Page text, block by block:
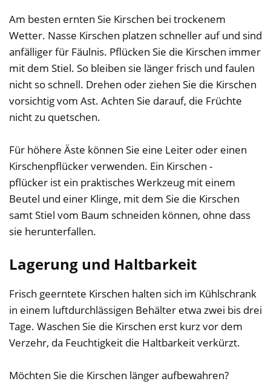
Am besten ernten Sie Kirschen bei trockenem
Wetter. Nasse Kirschen platzen schneller auf und sind
anfälliger für Fäulnis. Pflücken Sie die Kirschen immer
mit dem Stiel. So bleiben sie länger frisch und faulen
nicht so schnell. Drehen oder ziehen Sie die Kirschen
vorsichtig vom Ast. Achten Sie darauf, die Früchte
nicht zu quetschen.
Für höhere Äste können Sie eine Leiter oder einen
Kirschenpflücker verwenden. Ein Kirschen -
pflücker ist ein praktisches Werkzeug mit einem
Beutel und einer Klinge, mit dem Sie die Kirschen
samt Stiel vom Baum schneiden können, ohne dass
sie herunterfallen.
Lagerung und Haltbarkeit
Frisch geerntete Kirschen halten sich im Kühlschrank
in einem luftdurchlässigen Behälter etwa zwei bis drei
Tage. Waschen Sie die Kirschen erst kurz vor dem
Verzehr, da Feuchtigkeit die Haltbarkeit verkürzt.
Möchten Sie die Kirschen länger aufbewahren?